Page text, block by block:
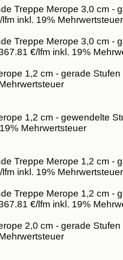
Treppe Merope 3,0 cm -
inkl. 19% Mehrwertsteuer
Treppe Merope 3,0 cm -
€/lfm inkl. 19%
1,2 cm - gerade
1,2 cm - gewendelte
Mehrwertsteuer
Treppe Merope 1,2 cm -
inkl. 19% Mehrwertsteuer
Treppe Merope 1,2 cm -
€/lfm inkl. 19%
2,0 cm - gerade